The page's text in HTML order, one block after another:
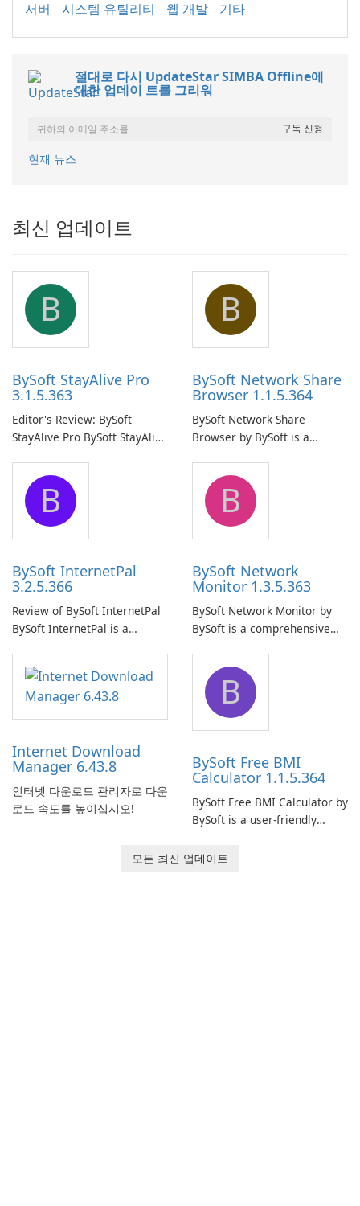
서버 시스템 유틸리티 웹 개발 기타
절대로 다시 UpdateStar SIMBA Offline에
대한 업데이 트를 그리워
현재 뉴스
최신 업데이트
B
BySoft StayAlive Pro
3.1.5.363
Editor's Review: BySoft
StayAlive Pro BySoft StayAlive
application designed to
ensure the continuous and
uninterrupted operation of
your computer system.
B
BySoft Network Share
Browser 1.1.5.364
BySoft Network Share
Browser by BySoft is a
application that allows users
to easily browse and manage
shared folders on their
network.
B
BySoft InternetPal
3.2.5.366
Review of BySoft InternetPal
BySoft InternetPal is a
application designed to
monitor your internet
connection and provide real-
time insights into its
B
BySoft Network
Monitor 1.3.5.363
BySoft Network Monitor by
BySoft is a comprehensive
designed to help businesses
effectively manage their
network infrastructure.
Internet Download
Manager 6.43.8
인터넷 다운로드 관리자로 다운
로드 속도를 높이십시오!
B
BySoft Free BMI
Calculator 1.1.5.364
BySoft Free BMI Calculator by
BySoft is a user-friendly
designed to help you
모든 최신 업데이트